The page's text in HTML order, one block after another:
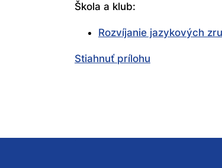
Škola a klub:
Rozvíjanie jazykových
Stiahnuť prílohu